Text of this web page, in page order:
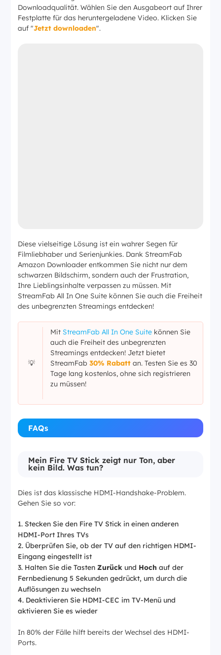
Downloadqualität. Wählen Sie den Ausgabeort auf Ihrer
Festplatte für das heruntergeladene Video. Klicken Sie
auf "Jetzt downloaden".
Diese vielseitige Lösung ist ein wahrer Segen für
Filmliebhaber und Serienjunkies. Dank StreamFab
Amazon Downloader entkommen Sie nicht nur dem
schwarzen Bildschirm, sondern auch der Frustration,
Ihre Lieblingsinhalte verpassen zu müssen. Mit
StreamFab All In One Suite können Sie auch die Freiheit
des unbegrenzten Streamings entdecken!
💡
Mit StreamFab All In One Suite können Sie
auch die Freiheit des unbegrenzten
Streamings entdecken! Jetzt bietet
StreamFab 30% Rabattan. Testen Sie es 30
Tage lang kostenlos, ohne sich registrieren
zu müssen!
FAQs
Mein Fire TV Stick zeigt nur Ton, aber
kein Bild. Was tun?
Dies ist das klassische HDMI-Handshake-Problem.
Gehen Sie so vor:
Stecken Sie den Fire TV Stick in einen anderen
HDMI-Port Ihres TVs
Überprüfen Sie, ob der TV auf den richtigen HDMI-
Eingang eingestellt ist
Halten Sie die TastenZurück und Hoch auf der
Fernbedienung 5 Sekunden gedrückt, um durch die
Auflösungen zu wechseln
Deaktivieren Sie HDMI-CEC im TV-Menü und
aktivieren Sie es wieder
In 80% der Fälle hilft bereits der Wechsel des HDMI-
Ports.